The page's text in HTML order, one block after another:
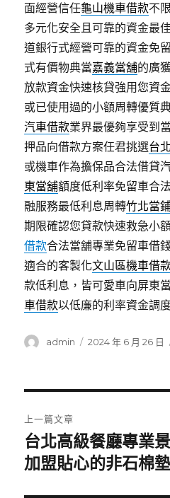
面經營信任龜山機車借款不
多元化安全且可靠的資金最
道銀行式經營可靠的資金免
式有價物典當嘉義當舖的廣
放款資金快速核貸強用您資
或已使用過的小額周轉優質
汽車借款業界最優夠享受到
押品向借款方案任君挑選台
或機車作為擔保品合法借貸
東當舖額度低利率免留車合
融服務最低利息周轉竹北當
期限確認您貸款快速救急小
借款合法當舖專業免留車借
適合的客製化文山區機車借
款低利息，皆可愛車向屏東
車借款以低廉的利率資金調
作
admin
發
2024 年 6 月 26 日
章
導
上一篇文章
上
一
台北高級餐廳專業
加盟貼心的非石棉